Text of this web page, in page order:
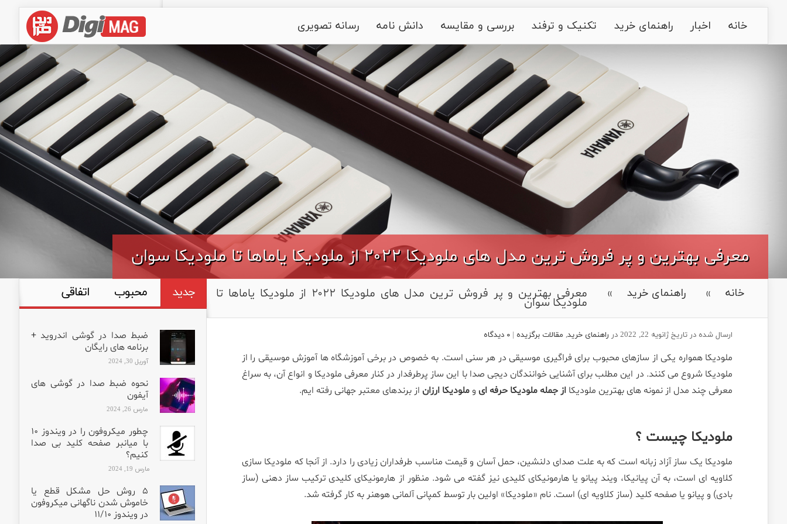
خانه اخبار راهنمای خرید تکنیک و ترفند بررسی و مقایسه دانش نامه رسانه تصویری
معرفی بهترین و پر فروش ترین مدل های ملودیکا ۲۰۲۲ از ملودیکا یاماها تا ملودیکا سوان
خانه » راهنمای خرید » معرفی بهترین و پر فروش ترین مدل های ملودیکا ۲۰۲۲ از ملودیکا یاماها تا
ملودیکا سوان
ارسال شده در تاریخ ژانویه 22, 2022 در راهنمای خرید, مقالات برگزیده | ۰ دیدگاه
ملودیکا همواره یکی از سازهای محبوب برای فراگیری موسیقی در هر سنی است. به خصوص در برخی آموزشگاه ها آموزش موسیقی را از
ملودیکا شروع می کنند. در این مطلب برای آشنایی خوانندگان دیجی صدا با این ساز پرطرفدار در کنار معرفی ملودیکا و انواع آن، به سراغ
معرفی چند مدل از نمونه های بهترین ملودیکا از جمله ملودیکا حرفه ای و ملودیکا ارزان از برندهای معتبر جهانی رفته ایم.
ملودیکا چیست ؟
ملودیکا یک ساز آزاد زبانه است که به علت صدای دلنشین، حمل آسان و قیمت مناسب طرفداران زیادی را دارد. از آنجا که ملودیکا سازی
کلاویه ای است، به آن پیانیکا، ویند پیانو یا هارمونیکای کلیدی نیز گفته می شود. منظور از هارمونیکای کلیدی ترکیب ساز دهنی (ساز
بادی) و پیانو یا صفحه کلید (ساز کلاویه ای) است. نام «ملودیکا» اولین بار توسط کمپانی آلمانی هوهنر به کار گرفته شد.
جدید محبوب اتفاقی
ضبط صدا در گوشی اندروید +
برنامه های رایگان
آوریل 30, 2024
نحوه ضبط صدا در گوشی های
آیفون
مارس 26, 2024
چطور میکروفون را در ویندوز ۱۰
با میانبر صفحه کلید بی صدا
کنیم؟
مارس 19, 2024
۵ روش حل مشکل قطع یا
خاموش شدن ناگهانی میکروفون
در ویندوز ۱۱/۱۰